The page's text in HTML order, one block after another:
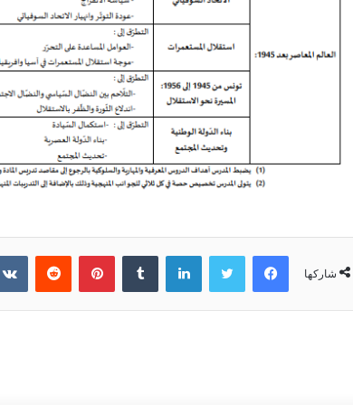
شاركها
فيسبوك تويتر لينكدإن بينتيريست